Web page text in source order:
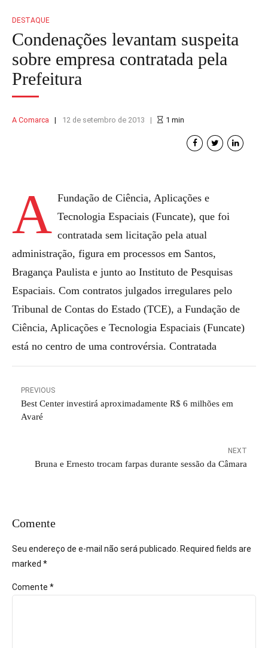
DESTAQUE
Condenações levantam suspeita
sobre empresa contratada pela
Prefeitura
A Comarca 12 de setembro de 2013 1 min
A Fundação de Ciência, Aplicações e
Tecnologia Espaciais (Funcate), que foi
contratada sem licitação pela atual
administração, figura em processos em Santos,
Bragança Paulista e junto ao Instituto de Pesquisas
Espaciais. Com contratos julgados irregulares pelo
Tribunal de Contas do Estado (TCE), a Fundação de
Ciência, Aplicações e Tecnologia Espaciais (Funcate)
está no centro de uma controvérsia. Contratada
PREVIOUS
Best Center investirá aproximadamente R$ 6 milhões em
Avaré
NEXT
Bruna e Ernesto trocam farpas durante sessão da Câmara
Comente
Seu endereço de e-mail não será publicado. Required fields are
marked *
Comente *